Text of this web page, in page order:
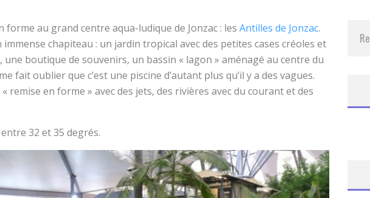
forme au grand centre aqua-ludique de Jonzac : les Antilles de Jonzac.
chapiteau : un jardin tropical avec des petites cases créoles et
boutique de souvenirs, un bassin « lagon » aménagé au centre du
fait oublier que c’est une piscine d’autant plus qu’il y a des vagues.
remise en forme » avec des jets, des rivières avec du courant et des
32 et 35 degrés.